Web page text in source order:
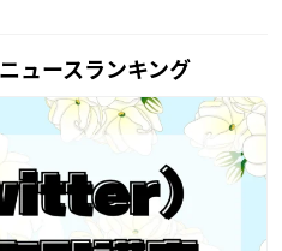
ュースランキング